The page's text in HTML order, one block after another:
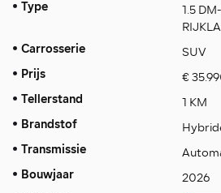
Type
1.5
Carrosserie SUV
Prijs €
Tellerstand 1 KM
Brandstof
Transmissie
Bouwjaar 2026